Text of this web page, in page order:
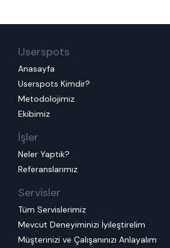
Userspots
Anasayfa
Userspots Kimdir?
Metodolojimiz
Ekibimiz
İşler
Neler Yaptık?
Referanslarımız
Servisler
Tüm Servislerimiz
Mevcut Deneyiminizi İyileştirelim
Müşterinizi ve Çalışanınızı Anlayalım